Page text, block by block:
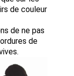
de couleur
de ne pas
de